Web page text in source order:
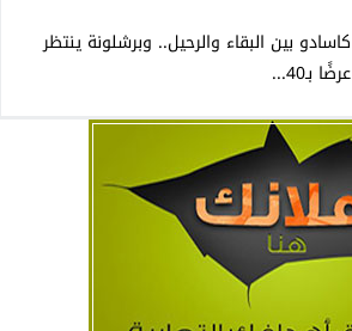
كاسادو بين البقاء والرحيل.. وبرشلونة ينتظر
عرضًا بـ40...